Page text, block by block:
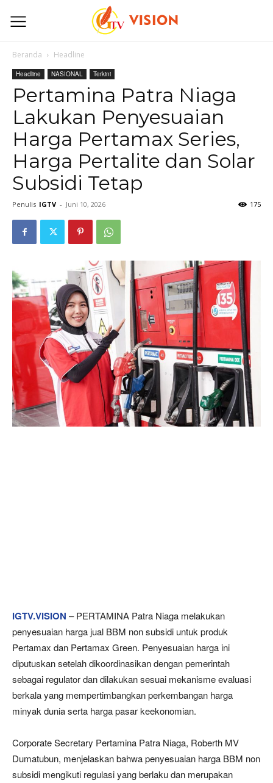
Beranda Headline
Headline NASIONAL Terkini
Pertamina Patra Niaga
Lakukan Penyesuaian
Harga Pertamax Series,
Harga Pertalite dan Solar
Subsidi Tetap
Penulis IGTV - Juni 10, 2026 175
IGTV.VISION – PERTAMINA Patra Niaga melakukan
penyesuaian harga jual BBM non subsidi untuk produk
Pertamax dan Pertamax Green. Penyesuaian harga ini
diputuskan setelah dikoordinasikan dengan pemerintah
sebagai regulator dan dilakukan sesuai mekanisme evaluasi
berkala yang mempertimbangkan perkembangan harga
minyak dunia serta harga pasar keekonomian.
Corporate Secretary Pertamina Patra Niaga, Roberth MV
Dumatubun, menjelaskan bahwa penyesuaian harga BBM non
subsidi mengikuti regulasi yang berlaku dan merupakan